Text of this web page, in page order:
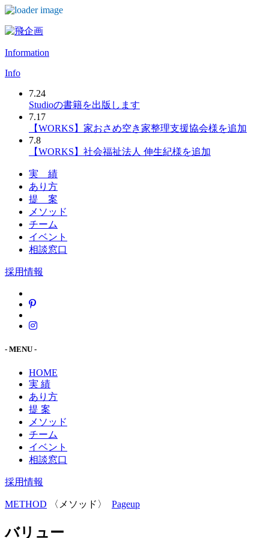
Skip
content
Information
Info
7.24
Studioの書籍を出版します
7.17
【WORKS】家おさめ空き家整理支援協会様を追加
7.8
【WORKS】社会福祉法人 伸生紀様を追加
実 績
あり方
提 案
メソッド
チーム
イベント
相談窓口
採用情報
- MENU -
HOME
実 績
あり方
提 案
メソッド
チーム
イベント
相談窓口
採用情報
METHOD 〈メソッド〉 Pageup
バリュー